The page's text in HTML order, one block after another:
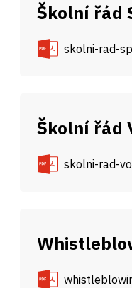
Školní řád
skolni-rad-
Školní řád
skolni-rad-